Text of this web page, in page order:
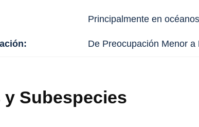
Principalmente en
De Preocupación Menor
y Subespecies